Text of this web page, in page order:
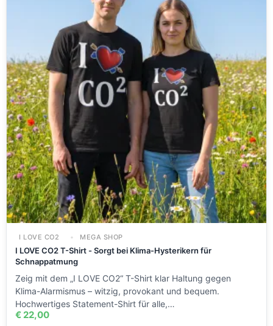
I LOVE CO2 MEGA SHOP
I LOVE CO2 T-Shirt - Sorgt bei Klima-Hysterikern für
Schnappatmung
Zeig mit dem „I LOVE CO2“ T-Shirt klar Haltung gegen
Klima-Alarmismus – witzig, provokant und bequem.
Hochwertiges Statement-Shirt für alle,…
€ 22,00